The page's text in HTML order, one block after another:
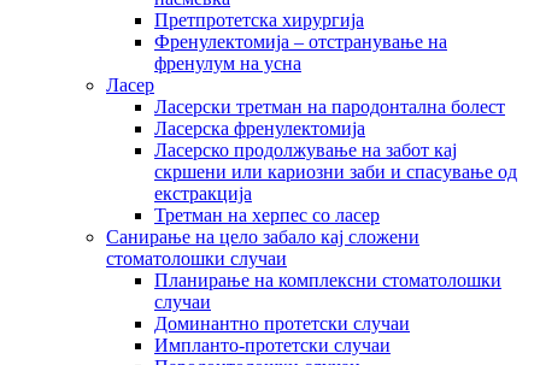
Претпротетска хирургија
Френулектомија – отстранување на
френулум на усна
Ласер
Ласерски третман на пародонтална болест
Ласерска френулектомија
Ласерско продолжување на забот кај
скршени или кариозни заби и спасување од
екстракција
Третман на херпес со ласер
Санирање на цело забало кај сложени
стоматолошки случаи
Планирање на комплексни стоматолошки
случаи
Доминантно протетски случаи
Импланто-протетски случаи